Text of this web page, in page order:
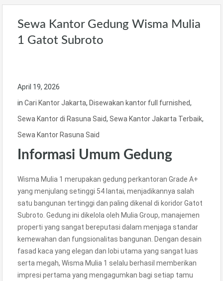
Sewa Kantor Gedung Wisma Mulia
1 Gatot Subroto
April 19, 2026
in Cari Kantor Jakarta, Disewakan kantor full furnished,
Sewa Kantor di Rasuna Said, Sewa Kantor Jakarta Terbaik,
Sewa Kantor Rasuna Said
Informasi Umum Gedung
Wisma Mulia 1 merupakan gedung perkantoran Grade A+
yang menjulang setinggi 54 lantai, menjadikannya salah
satu bangunan tertinggi dan paling dikenal di koridor Gatot
Subroto. Gedung ini dikelola oleh Mulia Group, manajemen
properti yang sangat bereputasi dalam menjaga standar
kemewahan dan fungsionalitas bangunan. Dengan desain
fasad kaca yang elegan dan lobi utama yang sangat luas
serta megah, Wisma Mulia 1 selalu berhasil memberikan
impresi pertama yang mengagumkan bagi setiap tamu